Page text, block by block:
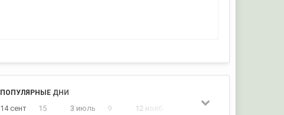
ПОПУЛЯРНЫЕ ДНИ
14 сент 15 3 июль 9 12 нояб 22 сент